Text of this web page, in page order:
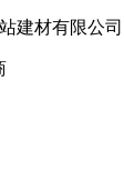
建材有限公司